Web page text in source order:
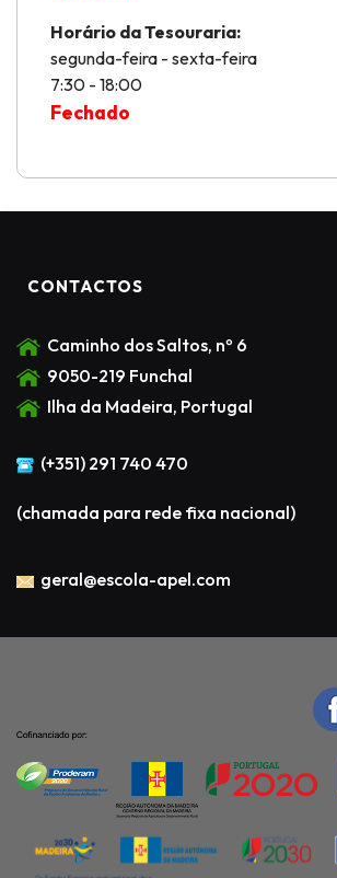
Horário da Tesouraria:
segunda-feira - sexta-feira
7:30 - 18:00
Fechado
CONTACTOS
Caminho dos Saltos, nº 6
9050-219 Funchal
Ilha da Madeira, Portugal
(+351) 291 740 470
(chamada para rede fixa nacional)
geral@escola-apel.com